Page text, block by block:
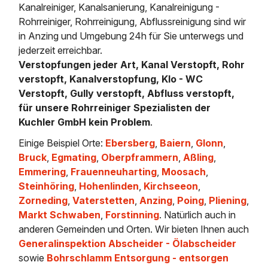
Kanalreiniger, Kanalsanierung, Kanalreinigung -
Rohrreiniger, Rohrreinigung, Abflussreinigung sind wir
in Anzing und Umgebung 24h für Sie unterwegs und
jederzeit erreichbar.
Verstopfungen jeder Art, Kanal Verstopft, Rohr
verstopft, Kanalverstopfung, Klo - WC
Verstopft, Gully verstopft, Abfluss verstopft,
für unsere Rohrreiniger Spezialisten der
Kuchler GmbH kein Problem.
Einige Beispiel Orte: Ebersberg, Baiern, Glonn,
Bruck, Egmating, Oberpframmern,Aßling,
Emmering, Frauenneuharting, Moosach,
Steinhöring, Hohenlinden, Kirchseeon,
Zorneding,Vaterstetten,Anzing, Poing, Pliening,
Markt Schwaben, Forstinning. Natürlich auch in
anderen Gemeinden und Orten. Wir bieten Ihnen auch
Generalinspektion Abscheider - Ölabscheider
sowie Bohrschlamm Entsorgung - entsorgen